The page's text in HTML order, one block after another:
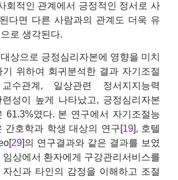
회적인 관계에서 긍정적인 정서로 사
다면 다른 사람과의 관계도 더욱 유
로 생각된다.
상으로 긍정심리자본에 영향을 미치
위하여 회귀분석한 결과 자기조절
수관계, 일상관련 정서지지능력
련성이 높게 나타났고, 긍정심리자본
61.3%였다. 본 연구에서 자기조절능
간호학과 학생 대상의 연구[ 19], 호텔
29 ]의 연구결과와 같은 결과를 보였
임상에서 환자에게 구강관리서비스를
신과 타인의 감정을 이해하고 조절